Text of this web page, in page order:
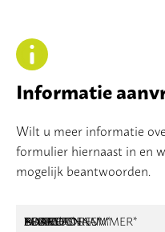
Informatie
Wilt u meer informatie
formulier hiernaast in en
mogelijk beantwoorden.
NAAM*
BEDRIJFSNAAM*
E-MAILADRES*
TELEFOONNUMMER*
POSTCODE
ADRES
BERICHT*